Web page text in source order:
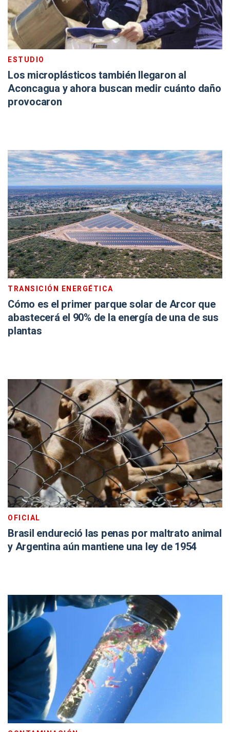
ESTUDIO
Los microplásticos también llegaron al
Aconcagua y ahora buscan medir cuánto daño
provocaron
TRANSICIÓN ENERGÉTICA
Cómo es el primer parque solar de Arcor que
abastecerá el 90% de la energía de una de sus
plantas
OFICIAL
Brasil endureció las penas por maltrato animal
y Argentina aún mantiene una ley de 1954